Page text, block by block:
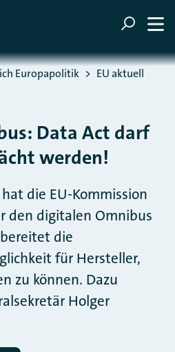
Europapolitik EU aktuell
Data Act darf
werden!
die EU-Kommission
den digitalen Omnibus
die
für Hersteller,
zu können. Dazu
Holger